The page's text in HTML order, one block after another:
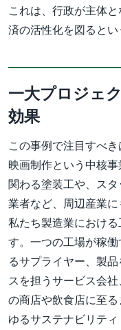
これは、行政が主体
済の活性化を図るとい
一大プロジェ
効果
この事例で注目すべ
映画制作という中核
関わる塗装工や、ス
業者など、周辺産業に
私たち製造業におけ
す。一つの工場が稼
るサプライヤー、製
スを担うサービス会
の商店や飲食店に至
ゆるサステナビリテ